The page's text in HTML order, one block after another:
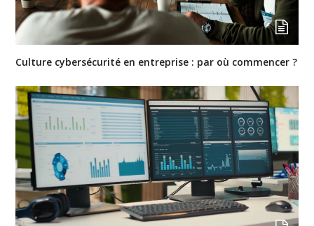
Culture cybersécurité en entreprise : par où commencer ?